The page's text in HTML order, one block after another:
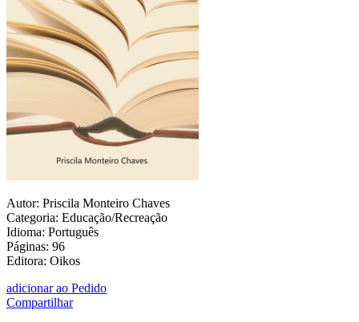
Autor: Priscila Monteiro Chaves
Categoria: Educação/Recreação
Idioma: Português
Páginas: 96
Editora: Oikos
adicionar ao Pedido
Compartilhar